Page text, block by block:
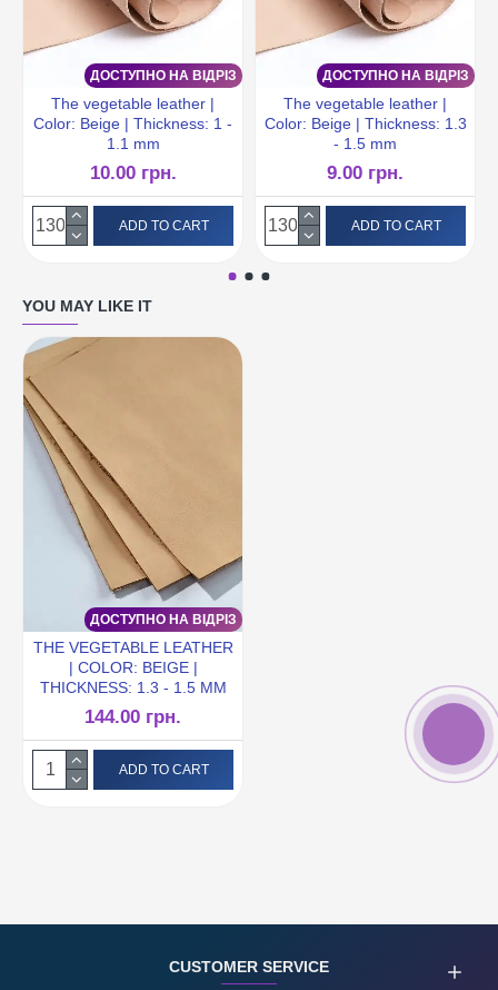
ДОСТУПНО НА ВІДРІЗ
The vegetable leather |
Color: Beige | Thickness: 1 -
1.1 mm
10.00 грн.
ADD TO CART
ДОСТУПНО НА ВІДРІЗ
The vegetable leather |
Color: Beige | Thickness: 1.3
- 1.5 mm
9.00 грн.
ADD TO CART
YOU MAY LIKE IT
ДОСТУПНО НА ВІДРІЗ
THE VEGETABLE LEATHER
| COLOR: BEIGE |
THICKNESS: 1.3 - 1.5 MM
144.00 грн.
ADD TO CART
CUSTOMER SERVICE